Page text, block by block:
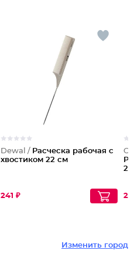
Dewal / Расческа рабочая с
хвостиком 22 см
241 ₽
Изменить город